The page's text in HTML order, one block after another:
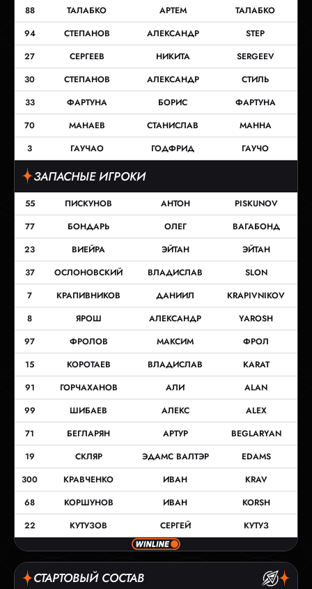
88
ТАЛАБКО АРТЕМ
ТАЛАБКО
94
СТЕПАНОВ АЛЕКСАНДР
STEP
27
СЕРГЕЕВ НИКИТА
SERGEEV
30
СТЕПАНОВ АЛЕКСАНДР
СТИЛЬ
33
ФАРТУНА БОРИС
ФАРТУНА
70
МАНАЕВ СТАНИСЛАВ
МАННА
3
ГАУЧАО ГОДФРИД ГАУЧО
ЗАПАСНЫЕ ИГРОКИ
55 ПИСКУНОВ АНТОН
PISKUNOV
77
БОНДАРЬ ОЛЕГ
ВАГАБОНД
23
ВИЕЙРА ЭЙТАН
ЭЙТАН
37
ОСЛОНОВСКИЙ ВЛАДИСЛАВ
SLON
7
КРАПИВНИКОВ ДАНИИЛ
KRAPIVNIKOV
8
ЯРОШ АЛЕКСАНДР
YAROSH
97
ФРОЛОВ МАКСИМ
ФРОЛ
15
КОРОТАЕВ ВЛАДИСЛАВ
KARAT
91
ГОРЧАХАНОВ АЛИ
ALAN
99
ШИБАЕВ АЛЕКС
ALEX
71
БЕГЛАРЯН АРТУР
BEGLARYAN
19
СКЛЯР ЭДАМС ВАЛТЭР
EDAMS
300
КРАВЧЕНКО ИВАН
KRAV
68
КОРШУНОВ ИВАН
KORSH
22
КУТУЗОВ СЕРГЕЙ КУТУЗ
СТАРТОВЫЙ СОСТАВ